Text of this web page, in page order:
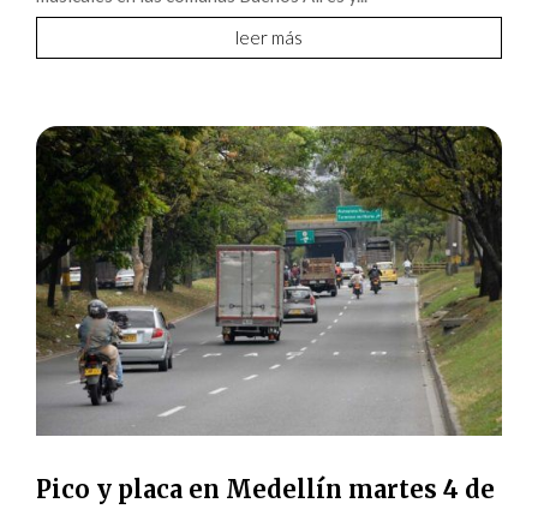
leer más
Pico y placa en Medellín martes 4 de